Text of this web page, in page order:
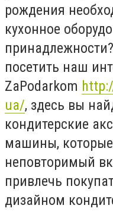
рождения
кухонное
посетить наш
ZaPodarkom
ua/, здесь вы
кондитерские
машины, которые
неповторимый
привлечь
дизайном